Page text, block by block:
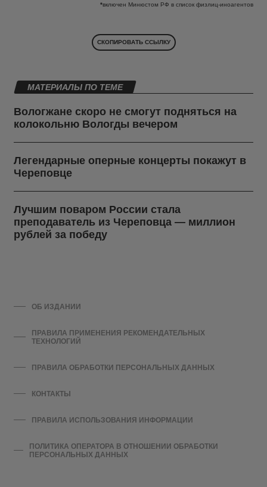
*включен Минюстом РФ в список физлиц-иноагентов
СКОПИРОВАТЬ ССЫЛКУ
МАТЕРИАЛЫ ПО ТЕМЕ
Вологжане скоро не смогут подняться на
колокольню Вологды вечером
Легендарные оперные концерты покажут в
Череповце
Лучшим поваром России стала
преподаватель из Череповца — миллион
рублей за победу
ОБ ИЗДАНИИ
ПРАВИЛА ПРИМЕНЕНИЯ РЕКОМЕНДАТЕЛЬНЫХ
ТЕХНОЛОГИЙ
ПРАВИЛА ОБРАБОТКИ ПЕРСОНАЛЬНЫХ ДАННЫХ
КОНТАКТЫ
ПРАВИЛА ИСПОЛЬЗОВАНИЯ ИНФОРМАЦИИ
ПОЛИТИКА ОПЕРАТОРА В ОТНОШЕНИИ ОБРАБОТКИ
ПЕРСОНАЛЬНЫХ ДАННЫХ